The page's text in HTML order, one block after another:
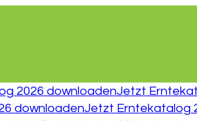
2026 downloadenJetzt
downloadenJetzt Erntekatalog